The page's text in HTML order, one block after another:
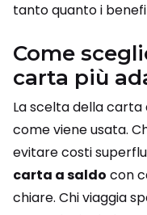
tanto quanto i
Come
carta più
La scelta della
come viene usata.
evitare costi
carta a saldo con
chiare. Chi viaggia